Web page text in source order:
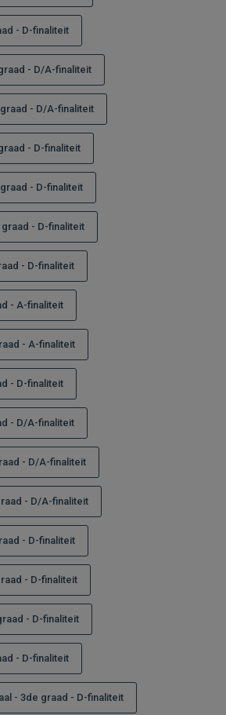
- D-finaliteit
- D/A-finaliteit
graad - D/A-finaliteit
- D-finaliteit
graad - D-finaliteit
graad - D-finaliteit
- D-finaliteit
- A-finaliteit
- A-finaliteit
- D-finaliteit
- D/A-finaliteit
- D/A-finaliteit
- D/A-finaliteit
- D-finaliteit
- D-finaliteit
- D-finaliteit
- D-finaliteit
- 3de graad - D-finaliteit